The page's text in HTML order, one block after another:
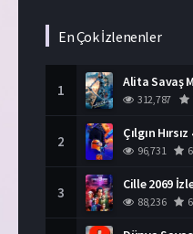
En Çok İzlenenler
1
312,787
2 Çılgın
96,731
3 Cille 2069
88,236